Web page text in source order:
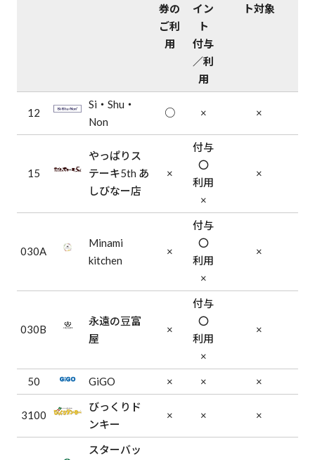
券の
ご利
用
イン
ト
付与
／利
用
ト対象
12
Si・Shu・
Non
○ × ×
15
やっぱりス
テーキ5th あ
しびなー店
×
付与
〇
利用
×
×
030A
Minami
kitchen
×
付与
〇
利用
×
×
030B
永遠の豆富
屋
×
付与
〇
利用
×
×
50 GiGO × × ×
3100
びっくりド
ンキー
× × ×
スターバッ